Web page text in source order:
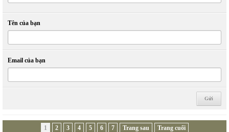
Tên của bạn
Email của bạn
1 2 3 4 5 6 7 Trang sau Trang cuối